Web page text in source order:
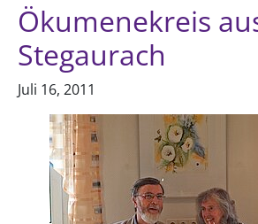
Ökumenekreis
Stegaurach
Juli 16, 2011